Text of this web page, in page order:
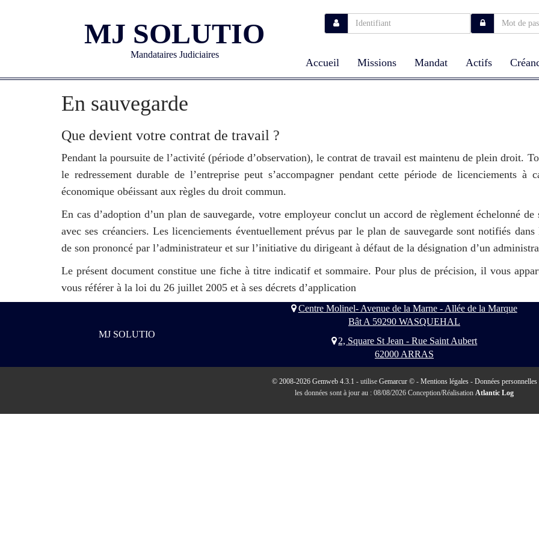
MJ SOLUTIO
Mandataires Judiciaires
Accueil Missions Mandat Actifs
En sauvegarde
Que devient votre contrat de travail ?
Pendant la poursuite de l’activité (période d’observation), le contrat de travail est maintenu de plein droit.
le redressement durable de l’entreprise peut s’accompagner pendant cette période de licenciements à
économique obéissant aux règles du droit commun.
En cas d’adoption d’un plan de sauvegarde, votre employeur conclut un accord de règlement échelonné de
avec ses créanciers. Les licenciements éventuellement prévus par le plan de sauvegarde sont notifiés
de son prononcé par l’administrateur et sur l’initiative du dirigeant à défaut de la désignation d’un
Le présent document constitue une fiche à titre indicatif et sommaire. Pour plus de précision, il vous
vous référer à la loi du 26 juillet 2005 et à ses décrets d’application
MJ SOLUTIO
Centre Molinel- Avenue de la Marne - Allée de la Marque
Bât A 59290 WASQUEHAL
2, Square St Jean - Rue Saint Aubert
62000 ARRAS
© 2008-2026 Gemweb 4.3.1 - utilise Gemarcur ©- Mentions légales- Données personnelles
les données sont à jour au : 08/08/2026 Conception/Réalisation Atlantic Log